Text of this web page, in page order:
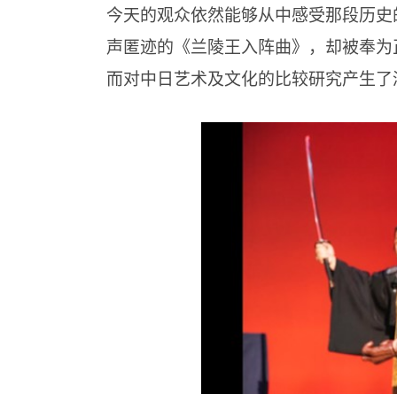
今天的观众依然能够从中感受那段历
声匿迹的《兰陵王入阵曲》，却被奉
而对中日艺术及文化的比较研究产生